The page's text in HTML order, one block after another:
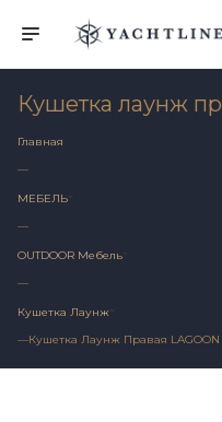
Кушетка лаунж
Главная
—
МЕБЕЛЬ
—
OUTDOOR Мебель
—
Кушетка Лаунж
—Кушетка Лаунж Правая LAGOON